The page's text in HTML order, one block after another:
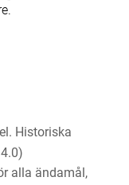
Historiska
alla ändamål,